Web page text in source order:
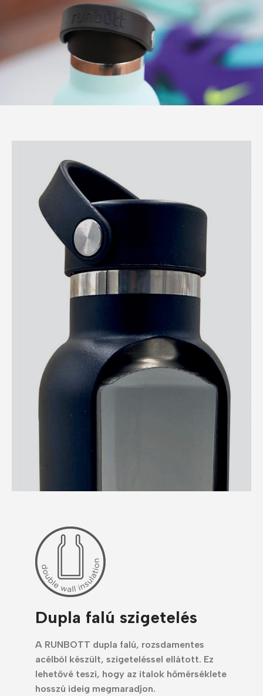
Dupla falú szigetelés
A RUNBOTT dupla falú, rozsdamentes
acélból készült, szigeteléssel ellátott. Ez
lehetővé teszi, hogy az italok hőmérséklete
hosszú ideig megmaradjon.